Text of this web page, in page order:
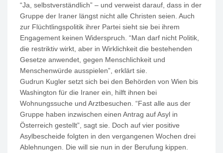
“Ja, selbstverständlich” – und verweist darauf, dass in der
Gruppe der Iraner längst nicht alle Christen seien. Auch
zur Flüchtlingspolitik ihrer Partei sieht sie bei ihrem
Engagement keinen Widerspruch. “Man darf nicht Politik,
die restriktiv wirkt, aber in Wirklichkeit die bestehenden
Gesetze anwendet, gegen Menschlichkeit und
Menschenwürde ausspielen”, erklärt sie.
Gudrun Kugler setzt sich bei den Behörden von Wien bis
Washington für die Iraner ein, hilft ihnen bei
Wohnungssuche und Arztbesuchen. “Fast alle aus der
Gruppe haben inzwischen einen Antrag auf Asyl in
Österreich gestellt”, sagt sie. Doch auf vier positive
Asylbescheide folgten in den vergangenen Wochen drei
Ablehnungen. Die will sie nun in der Berufung kippen.